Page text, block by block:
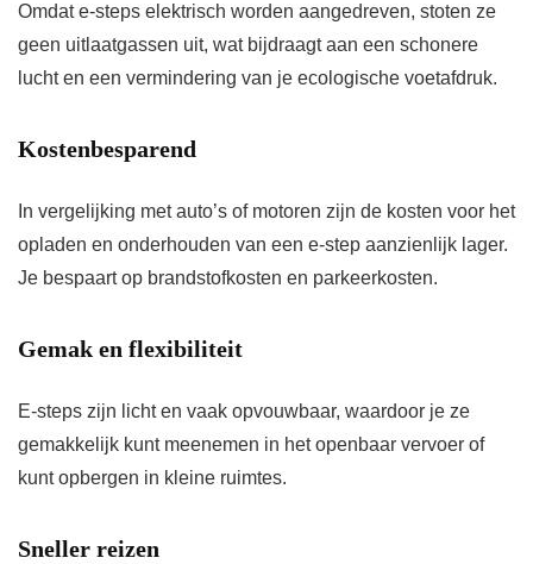
Omdat e-steps elektrisch worden aangedreven, stoten ze
geen uitlaatgassen uit, wat bijdraagt aan een schonere
lucht en een vermindering van je ecologische voetafdruk.
Kostenbesparend
In vergelijking met auto’s of motoren zijn de kosten voor het
opladen en onderhouden van een e-step aanzienlijk lager.
Je bespaart op brandstofkosten en parkeerkosten.
Gemak en flexibiliteit
E-steps zijn licht en vaak opvouwbaar, waardoor je ze
gemakkelijk kunt meenemen in het openbaar vervoer of
kunt opbergen in kleine ruimtes.
Sneller reizen